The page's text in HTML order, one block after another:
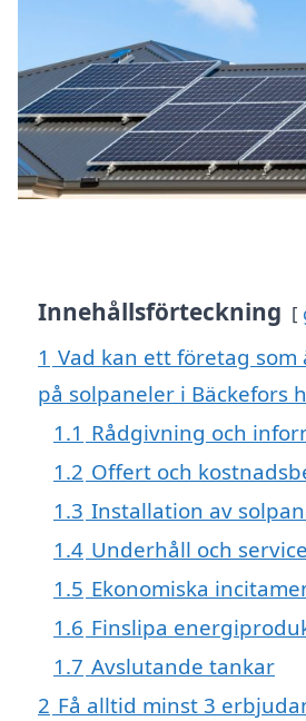
Innehållsförteckning
1 Vad kan ett företag som
på solpaneler i Bäckefors
1.1 Rådgivning och
1.2 Offert och
1.3 Installation av
1.4 Underhåll och service
1.5 Ekonomiska
1.6 Finslipa
1.7 Avslutande tankar
2 Få alltid minst 3